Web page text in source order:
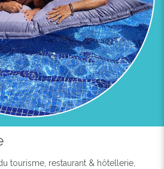
tourisme, restaurant & hôtellerie,